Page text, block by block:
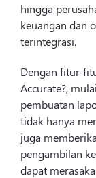
hingga
keuangan dan
terintegrasi.
Dengan fitur-
Accurate?,
pembuatan
tidak hanya
juga
pengambilan
dapat